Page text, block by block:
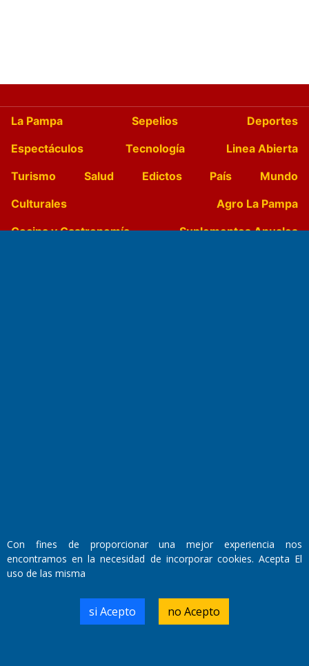
La Pampa Sepelios
Deportes
Espectáculos
Tecnología
Linea Abierta
Turismo
Salud Edictos País
Mundo
Culturales
Agro La Pampa
Cocina y Gastronomía
Suplementos Anuales
Fundado por elDoctor Antonio Nemesio
Primera edición: Domingo 3 de Mayo de 1992
Miembro de ADIRA,ADEPA y CPPAL
Director Periodístico:
Con fines de proporcionar una mejor experiencia nos
encontramos en la necesidad de incorporar cookies. Acepta El
uso de las misma
si Acepto no Acepto